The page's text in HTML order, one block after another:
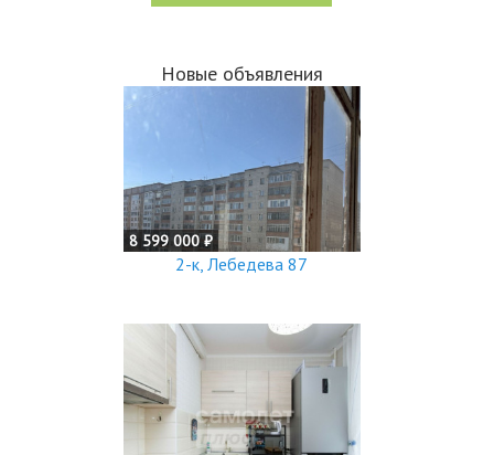
Новые объявления
8 599 000 ₽
2-к, Лебедева 87